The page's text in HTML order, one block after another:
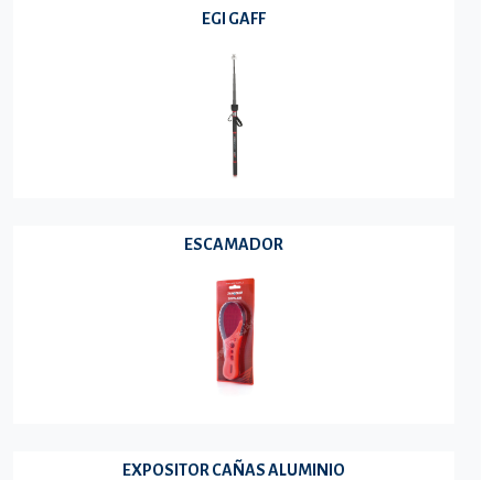
EGI GAFF
ESCAMADOR
EXPOSITOR CAÑAS ALUMINIO